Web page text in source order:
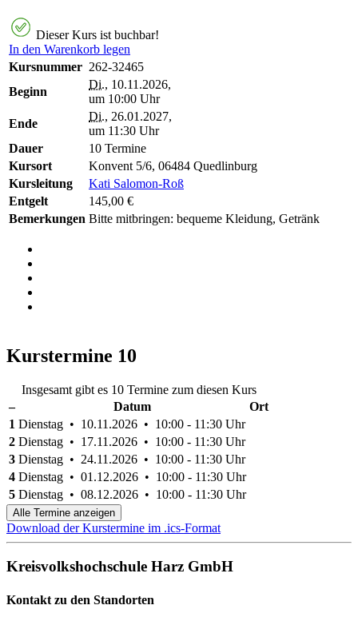
Dieser Kurs ist buchbar!
In den Warenkorb legen
Kursnummer 262-32465
Beginn
Di., 10.11.2026,
um 10:00 Uhr
Ende
Di., 26.01.2027,
um 11:30 Uhr
Dauer
10 Termine
Kursort
Konvent 5/6, 06484 Quedlinburg
Kursleitung
Kati Salomon-Roß
Entgelt
145,00 €
Bemerkungen Bitte mitbringen: bequeme Kleidung, Getränk
Kurstermine 10
Insgesamt gibt es 10 Termine zum diesen Kurs
–
Datum
Ort
1 Dienstag • 10.11.2026 • 10:00 - 11:30 Uhr
2 Dienstag • 17.11.2026 • 10:00 - 11:30 Uhr
3 Dienstag • 24.11.2026 • 10:00 - 11:30 Uhr
4 Dienstag • 01.12.2026 • 10:00 - 11:30 Uhr
5 Dienstag • 08.12.2026 • 10:00 - 11:30 Uhr
Alle Termine anzeigen
Download der Kurstermine im .ics-Format
Kreisvolkshochschule Harz GmbH
Kontakt zu den Standorten